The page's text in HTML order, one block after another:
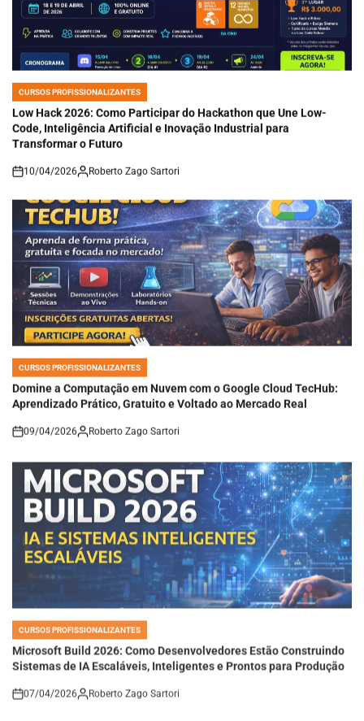
POSTED
IN
Low Hack 2026: Como Participar do Hackathon que Une Low-
Code, Inteligência Artificial e Inovação Industrial para
Transformar o Futuro
on
10/04/2026 Roberto Zago Sartori
CURSOS PROFISSIONALIZANTES
Domine a Computação em Nuvem com o Google Cloud TecHub:
Aprendizado Prático, Gratuito e Voltado ao Mercado Real
on
INMicrosoft Build 2026: Como Desenvolvedores Estão Construindo
Sistemas de IA Escaláveis, Inteligentes e Prontos para Produção
Roberto Zago Sartori